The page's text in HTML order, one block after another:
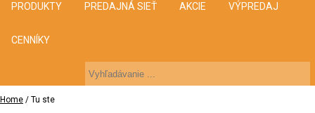
PRODUKTY PREDAJNÁ SIEŤ AKCIE VÝPREDAJ
CENNÍKY
Home / Tu ste